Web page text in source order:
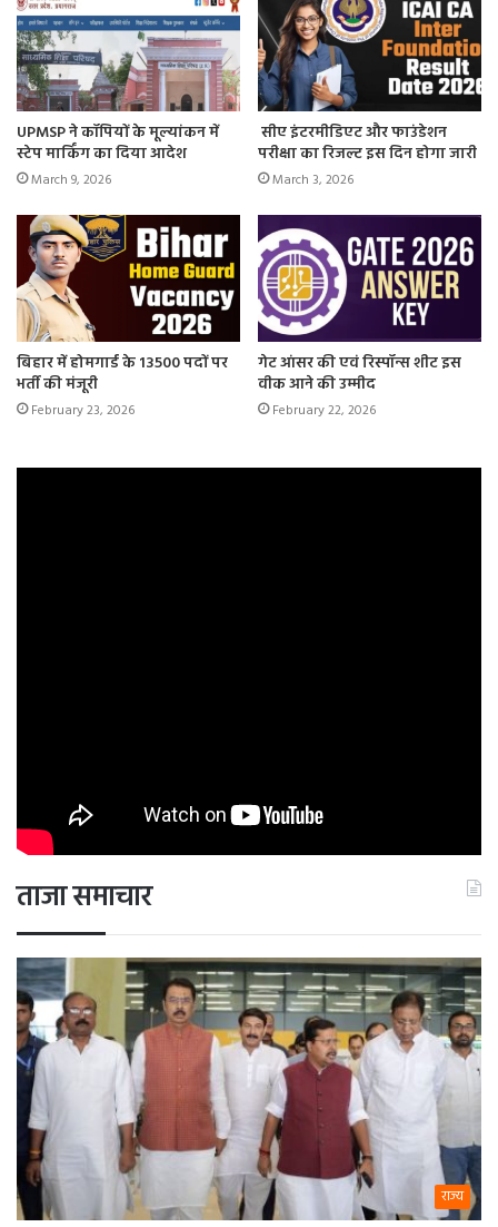
UPMSP ने कॉपियों के मूल्यांकन में
स्टेप मार्किंग का दिया आदेश
March 9, 2026
सीए इंटरमीडिएट और फाउंडेशन
परीक्षा का रिजल्ट इस दिन होगा जारी
March 3, 2026
बिहार में होमगार्ड के 13500 पदों पर
भर्ती की मंजूरी
February 23, 2026
गेट आंसर की एवं रिस्पॉन्स शीट इस
वीक आने की उम्मीद
February 22, 2026
ताजा समाचार
राज्य